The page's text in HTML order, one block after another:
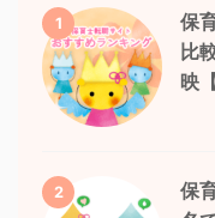
1
保
比
映
2
保